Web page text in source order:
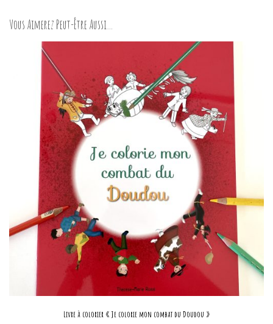
Vous Aimerez Peut-Être Aussi…
Livre à colorier « Je colorie mon combat du Doudou »